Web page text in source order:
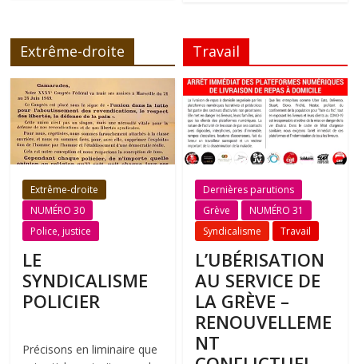
Extrême-droite
Extrême-droite
NUMÉRO 30
Police, justice
LE
SYNDICALISME
POLICIER
Précisons en liminaire que
Travail
Dernières parutions
Grève
NUMÉRO 31
Syndicalisme
Travail
L’UBÉRISATION
AU SERVICE DE
LA GRÈVE –
RENOUVELLEME
NT